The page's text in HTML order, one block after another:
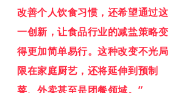
改善个人饮食习惯，还希望通过这
一创新，让食品行业的减盐策略变
得更加简单易行。这种改变不光局
限在家庭厨艺，还将延伸到预制
菜、外卖甚至是团餐领域。”